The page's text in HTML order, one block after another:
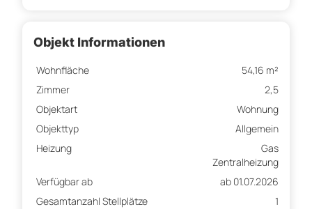
Objekt Informationen
Wohnfläche
54,16 m²
Zimmer
2,5
Objektart
Wohnung
Objekttyp
Allgemein
Heizung
Gas
Zentralheizung
Verfügbar ab
ab 01.07.2026
Gesamtanzahl Stellplätze
1